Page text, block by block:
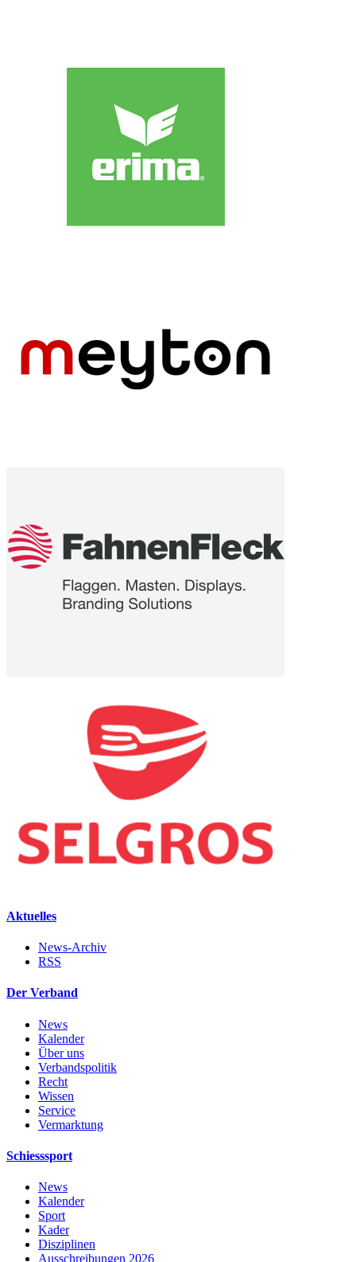
Aktuelles
News-Archiv
RSS
Der Verband
News
Kalender
Über uns
Verbandspolitik
Recht
Wissen
Service
Vermarktung
Schiesssport
News
Kalender
Sport
Kader
Disziplinen
Ausschreibungen 2026